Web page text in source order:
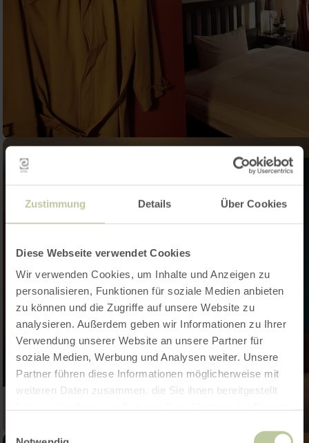
Zustimmung Details Über Cookies
Diese Webseite verwendet Cookies
Wir verwenden Cookies, um Inhalte und Anzeigen zu
personalisieren, Funktionen für soziale Medien anbieten
zu können und die Zugriffe auf unsere Website zu
analysieren. Außerdem geben wir Informationen zu Ihrer
Verwendung unserer Website an unsere Partner für
soziale Medien, Werbung und Analysen weiter. Unsere
Partner führen diese Informationen möglicherweise mit
weiteren Daten zusammen, die Sie ihnen bereitgestellt